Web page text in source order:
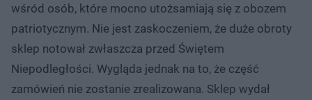
wśród osób, które mocno utożsamiają się z obozem
patriotycznym. Nie jest zaskoczeniem, że duże obroty
sklep notował zwłaszcza przed Świętem
Niepodległości. Wygląda jednak na to, że część
zamówień nie zostanie zrealizowana. Sklep wydał